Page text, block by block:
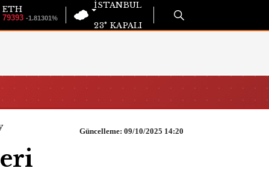
ETH
79393 -1.81301%
İSTANBUL
23° KAPALI
Güncelleme: 09/10/2025 14:20